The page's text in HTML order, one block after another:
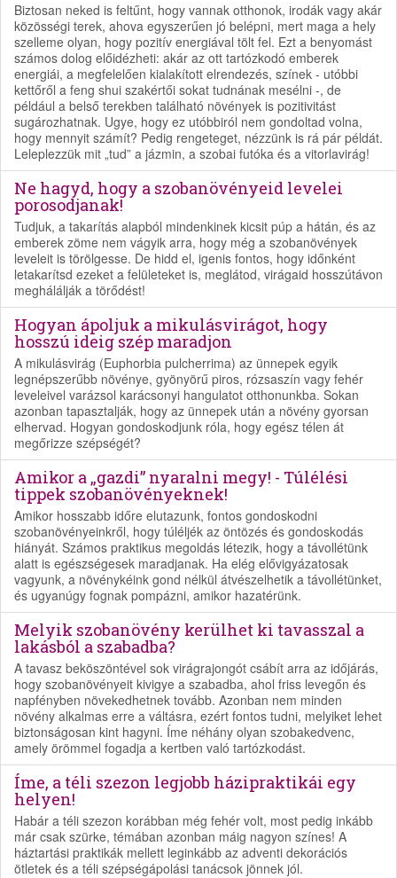
Biztosan neked is feltűnt, hogy vannak otthonok, irodák vagy akár
közösségi terek, ahova egyszerűen jó belépni, mert maga a hely
szelleme olyan, hogy pozitív energiával tölt fel. Ezt a benyomást
számos dolog előidézheti: akár az ott tartózkodó emberek
energiái, a megfelelően kialakított elrendezés, színek - utóbbi
kettőről a feng shui szakértői sokat tudnának mesélni -, de
például a belső terekben található növények is pozitivitást
sugározhatnak. Ugye, hogy ez utóbbiról nem gondoltad volna,
hogy mennyit számít? Pedig rengeteget, nézzünk is rá pár példát.
Leleplezzük mit „tud” a jázmin, a szobai futóka és a vitorlavirág!
Ne hagyd, hogy a szobanövényeid levelei
porosodjanak!
Tudjuk, a takarítás alapból mindenkinek kicsit púp a hátán, és az
emberek zöme nem vágyik arra, hogy még a szobanövények
leveleit is törölgesse. De hidd el, igenis fontos, hogy időnként
letakarítsd ezeket a felületeket is, meglátod, virágaid hosszútávon
meghálálják a törődést!
Hogyan ápoljuk a mikulásvirágot, hogy
hosszú ideig szép maradjon
A mikulásvirág (Euphorbia pulcherrima) az ünnepek egyik
legnépszerűbb növénye, gyönyörű piros, rózsaszín vagy fehér
leveleivel varázsol karácsonyi hangulatot otthonunkba. Sokan
azonban tapasztalják, hogy az ünnepek után a növény gyorsan
elhervad. Hogyan gondoskodjunk róla, hogy egész télen át
megőrizze szépségét?
Amikor a „gazdi” nyaralni megy! - Túlélési
tippek szobanövényeknek!
Amikor hosszabb időre elutazunk, fontos gondoskodni
szobanövényeinkről, hogy túléljék az öntözés és gondoskodás
hiányát. Számos praktikus megoldás létezik, hogy a távollétünk
alatt is egészségesek maradjanak. Ha elég elővigyázatosak
vagyunk, a növénykéink gond nélkül átvészelhetik a távollétünket,
és ugyanúgy fognak pompázni, amikor hazatérünk.
Melyik szobanövény kerülhet ki tavasszal a
lakásból a szabadba?
A tavasz beköszöntével sok virágrajongót csábít arra az időjárás,
hogy szobanövényeit kivigye a szabadba, ahol friss levegőn és
napfényben növekedhetnek tovább. Azonban nem minden
növény alkalmas erre a váltásra, ezért fontos tudni, melyiket lehet
biztonságosan kint hagyni. Íme néhány olyan szobakedvenc,
amely örömmel fogadja a kertben való tartózkodást.
Íme, a téli szezon legjobb házipraktikái egy
helyen!
Habár a téli szezon korábban még fehér volt, most pedig inkább
már csak szürke, témában azonban máig nagyon színes! A
háztartási praktikák mellett leginkább az adventi dekorációs
ötletek és a téli szépségápolási tanácsok jönnek jól.